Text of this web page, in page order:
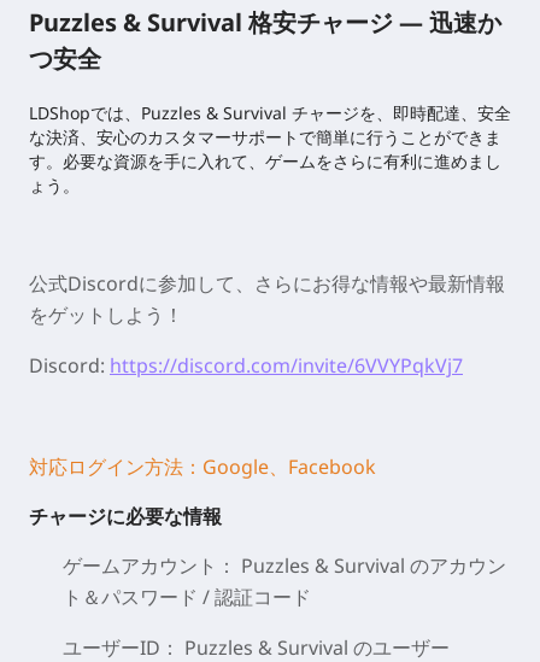
Puzzles & Survival 格安チャージ — 迅速か
つ安全
LDShopでは、Puzzles & Survival チャージを、即時配達、安全
な決済、安心のカスタマーサポートで簡単に行うことができま
す。必要な資源を手に入れて、ゲームをさらに有利に進めまし
ょう。
公式Discordに参加して、さらにお得な情報や最新情報
をゲットしよう！
Discord: https://discord.com/invite/6VVYPqkVj7
対応ログイン方法：Google、Facebook
チャージに必要な情報
ゲームアカウント： Puzzles & Survival のアカウン
ト＆パスワード / 認証コード
ユーザーID： Puzzles & Survival のユーザー